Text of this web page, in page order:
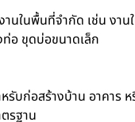
านในพื้นที่จำกัด เช่น งา
ท่อ ขุดบ่อขนาดเล็ก
บก่อสร้างบ้าน อาคาร ห
รฐาน